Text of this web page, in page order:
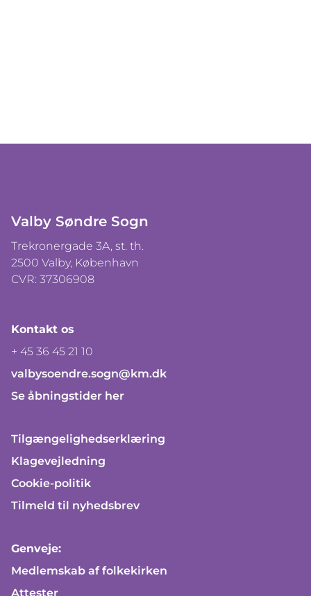
Valby Søndre Sogn
Trekronergade 3A, st. th.
2500 Valby, København
CVR: 37306908
Kontakt os
+ 45 36 45 21 10
valbysoendre.sogn@km.dk
Se åbningstider her
Tilgængelighedserklæring
Klagevejledning
Cookie-politik
Tilmeld til nyhedsbrev
Genveje:
Medlemskab af folkekirken
Attester